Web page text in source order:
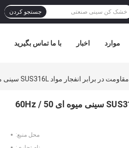
جستجو کردن
با ما تماس بگیرید اخبار موارد
مقاومت در برابر انفجار مواد SUS316L سینی میوه ای 50 / 60Hz
محل منبع: